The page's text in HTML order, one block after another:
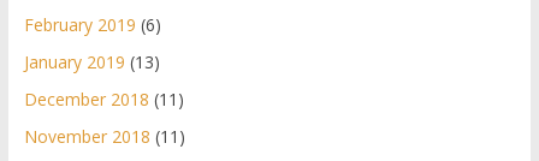
February 2019 (6)
January 2019 (13)
December 2018 (11)
November 2018 (11)